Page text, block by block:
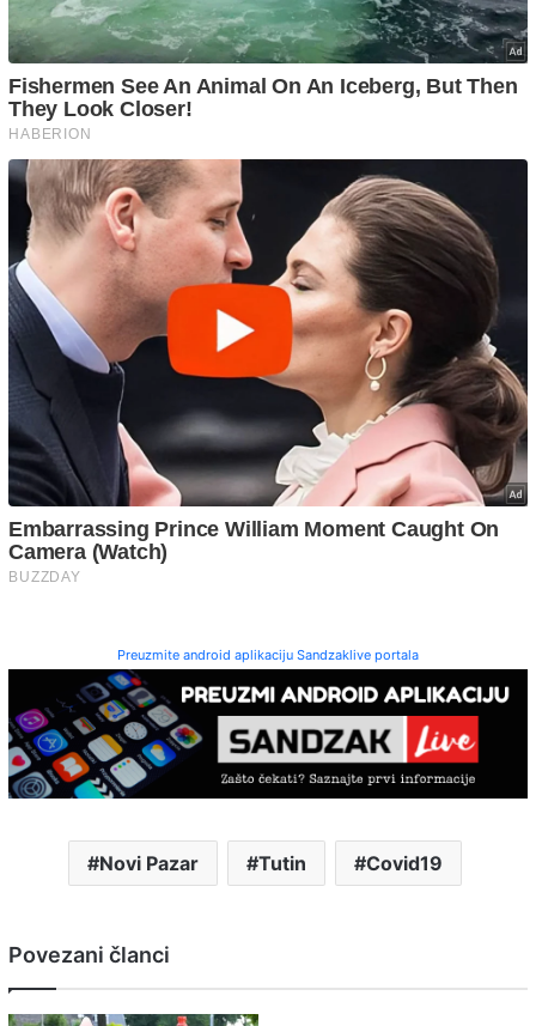
Preuzmite android aplikaciju Sandzaklive portala
Novi Pazar Tutin Covid19
Povezani članci